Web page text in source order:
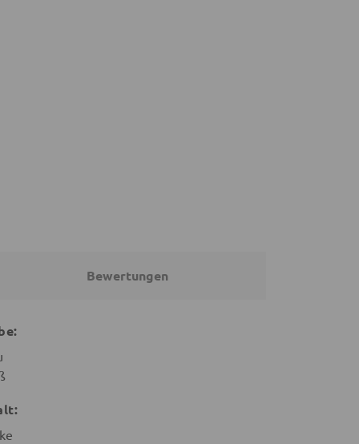
Bewertungen